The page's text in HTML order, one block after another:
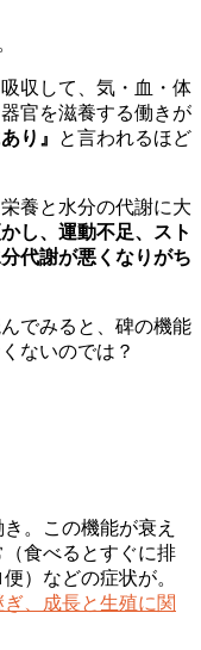
収して、気・血・体
官を滋養する働きが
り』
と言われるほど
養と水分の代謝に大
し、運動不足、スト
代謝が悪くなりがち
でみると、碑の機能
ないのでは？
。この機能が衰え
食べるとすぐに排
）などの症状が。
ぎ、成長と生殖に関